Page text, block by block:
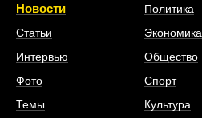
Новости
Статьи
Интервью
Фото
Темы
Политика
Экономика
Общество
Спорт
Культура